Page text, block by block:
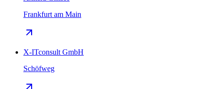
Frankfurt am Main
X-ITconsult GmbH
Schöfweg